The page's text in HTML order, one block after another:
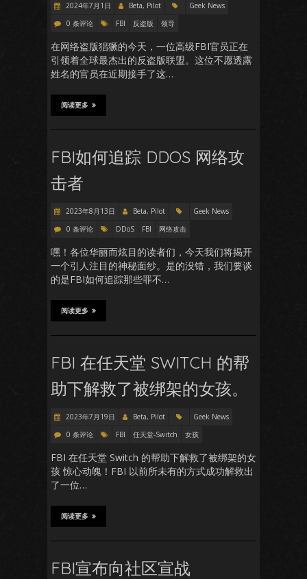
2024年7月1日 Beta, Pilot
Geek News
0 条评论
FBI 反盗版 领导
在网络盗版猖獗的今天，一位高级FBI官员正在
引领着全球最杰出的反盗版联盟。这位不愿透露
姓名的官员在近期接手了这…
阅读更多
FBI如何追踪 DDOS 网络攻
击者
2023年8月13日 Beta, Pilot
Geek News
0 条评论
DDoS FBI 网络攻击
嘿！各位华丽而炫目的读者们，今天我们将揭开
一个引人注目的神秘面纱。是的没错，我们要谈
的是FBI如何追踪那些罪不…
阅读更多
FBI 在任天堂 SWITCH 的帮
助下解救了被绑架的女孩。
2023年7月19日 Beta, Pilot
Geek News
0 条评论
FBI 任天堂-Switch 女孩
FBI 在任天堂 Switch 的帮助下解救了被绑架的女
孩 惊心动魄！FBI 以前所未有的方式成功解救出
了一位…
阅读更多
FBI宣布向社区宣战